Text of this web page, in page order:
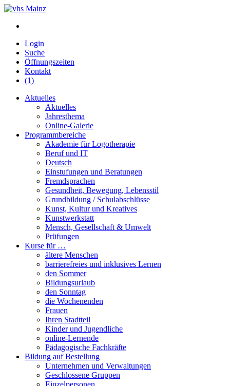
Login
Suche
Öffnungszeiten
Kontakt
(1)
Aktuelles
Aktuelles
Jahresthema
Online-Galerie
Programmbereiche
Akademie für Logotherapie
Beruf und IT
Deutsch
Einstufungen und Beratungen
Fremdsprachen
Gesundheit, Bewegung, Lebensstil
Grundbildung / Schulabschlüsse
Kunst, Kultur und Kreatives
Kunstwerkstatt
Mensch, Gesellschaft & Umwelt
Prüfungen
Kurse für …
ältere Menschen
barrierefreies und inklusives Lernen
den Sommer
Bildungsurlaub
den Sonntag
die Wochenenden
Frauen
Ihren Stadtteil
Kinder und Jugendliche
online-Lernende
Pädagogische Fachkräfte
Bildung auf Bestellung
Unternehmen und Verwaltungen
Geschlossene Gruppen
Einzelpersonen